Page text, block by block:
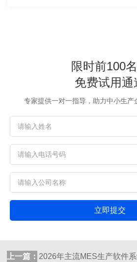
限时前100名
免费试用通
专家提供一对一指导，助力中小生产
立即提交
上一篇： 2026年主流MES生产软件